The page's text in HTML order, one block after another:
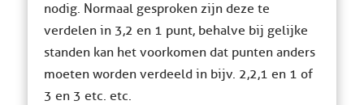
nodig. Normaal gesproken zijn deze te
verdelen in 3,2 en 1 punt, behalve bij gelijke
standen kan het voorkomen dat punten anders
moeten worden verdeeld in bijv. 2,2,1 en 1 of
3 en 3 etc. etc.